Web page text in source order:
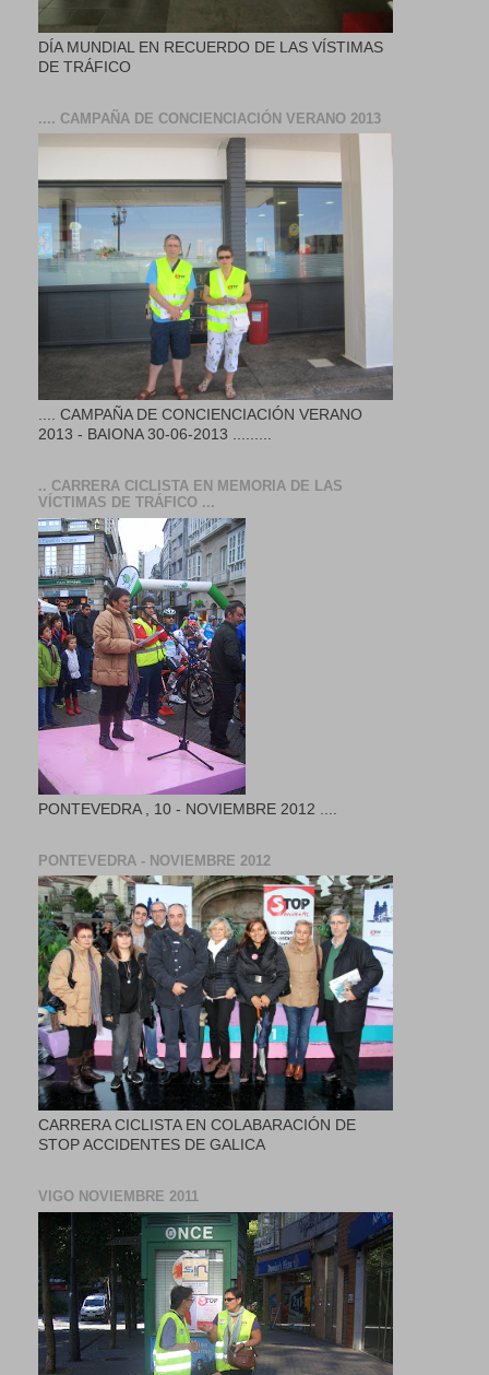
DÍA MUNDIAL EN RECUERDO DE LAS VÍSTIMAS
DE TRÁFICO
.... CAMPAÑA DE CONCIENCIACIÓN VERANO 2013
.... CAMPAÑA DE CONCIENCIACIÓN VERANO
2013 - BAIONA 30-06-2013 .........
.. CARRERA CICLISTA EN MEMORIA DE LAS
VÍCTIMAS DE TRÁFICO ...
PONTEVEDRA , 10 - NOVIEMBRE 2012 ....
PONTEVEDRA - NOVIEMBRE 2012
CARRERA CICLISTA EN COLABARACIÓN DE
STOP ACCIDENTES DE GALICA
VIGO NOVIEMBRE 2011